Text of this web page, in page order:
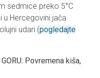
sedmice preko 5°C
u Hercegovini jača
udari (pogledajte
Povremena kiša,